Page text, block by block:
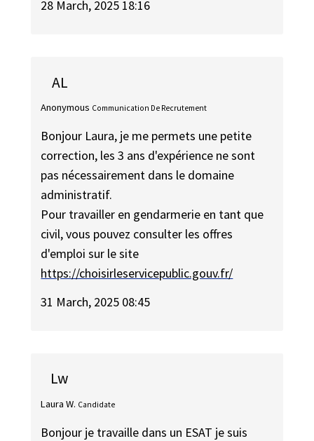
28 March, 2025 18:16
AL
Anonymous Communication De Recrutement
Bonjour Laura, je me permets une petite
correction, les 3 ans d'expérience ne sont
pas nécessairement dans le domaine
administratif.
Pour travailler en gendarmerie en tant que
civil, vous pouvez consulter les offres
d'emploi sur le site
https://choisirleservicepublic.gouv.fr/
31 March, 2025 08:45
Lw
Laura W. Candidate
Bonjour je travaille dans un ESAT je suis